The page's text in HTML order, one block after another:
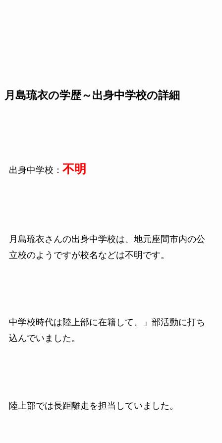
月島琉衣の学歴～出身中学校の詳細
出身中学校： 不明
月島琉衣さんの出身中学校は、地元座間市内の公
立校のようですが校名などは不明です。
中学校時代は陸上部に在籍して、」部活動に打ち
込んでいました。
陸上部では長距離走を担当していました。